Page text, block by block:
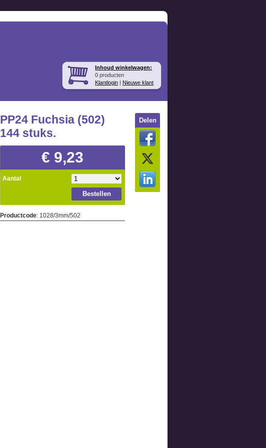
Inhoud winkelwagen:
0 producten
Klantlogin | Nieuwe klant
PP24 Fuchsia (502)
144 stuks.
€ 9,23
Aantal
Bestellen
Productcode: 1028/3mm/502
Delen